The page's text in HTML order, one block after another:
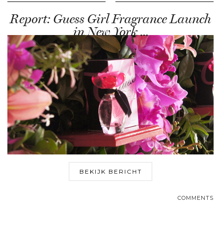
Report: Guess Girl Fragrance Launch
in New York …
BEKIJK BERICHT
COMMENTS